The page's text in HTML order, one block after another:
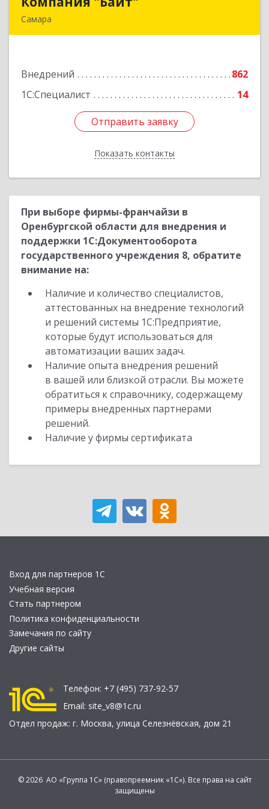
Самара
Внедрений
862
1С:Специалист
14
Отправить заявку
Показать контакты
Подробнее
Отправить заявку
Назад
При выборе фирмы-франчайзи в
Оренбургской области для внедрения и
поддержки 1С:Документооборота
государственного учреждения 8, обратите
внимание на:
Наличие и количество специалистов,
аттестованных на внедрение технологий
и решений системы 1С:Предприятие,
которые будут использоваться для
автоматизации ваших задач.
Наличие опыта внедрения решений
в вашей или близкой отрасли. Вы можете
обратиться к справочнику, содержащему
примеры внедренных партнерами
решений.
Наличие у фирмы сертификата
Вход для партнеров 1С
Учебная версия
Стать партнером
Политика конфиденциальности
Замечания по сайту
Другие сайты
Телефон: +7 (495) 737-92-57
Email: site_v8@1c.ru
Отдел продаж: г. Москва, улица Селезнёвская, дом 21
© 2026 АО «Группа 1С» (правопреемник «1С»). Все права на сайт
защищены